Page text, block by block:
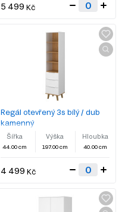
5 499 Kč
Regál otevřený 3s bílý / dub
kamenný
Šířka
44.00 cm
Výška
197.00 cm
Hloubka
40.00 cm
4 499 Kč